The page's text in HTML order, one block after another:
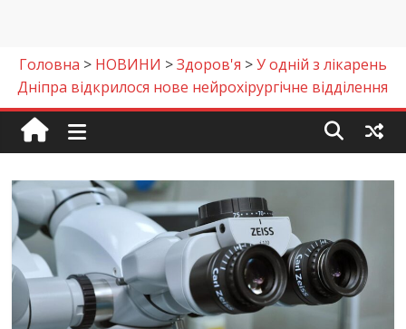
Головна > НОВИНИ >Здоров'я >У одній з лікарень
Дніпра відкрилося нове нейрохірургічне відділення